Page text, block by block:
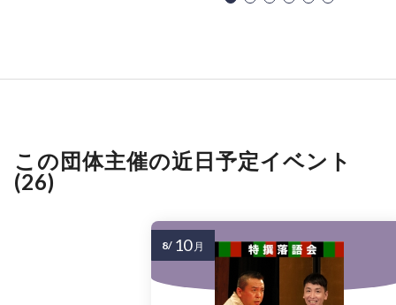
この団体主催の近日予定イベント
(26)
8/ 10 月